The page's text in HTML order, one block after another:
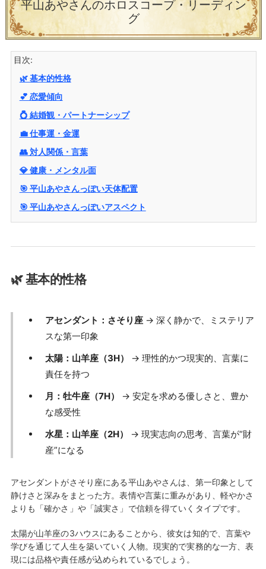
平山あやさんのホロスコープ・リーディン
グ
目次:
🌿 基本的性格
💕 恋愛傾向
💍 結婚観・パートナーシップ
💼 仕事運・金運
👥 対人関係・言葉
💎 健康・メンタル面
🎯 平山あやさんっぽい天体配置
🎯 平山あやさんっぽいアスペクト
🌿 基本的性格
アセンダント：さそり座→ 深く静かで、ミステリア
スな第一印象
太陽：山羊座（3H）
→ 理性的かつ現実的、言葉に
責任を持つ
月：牡牛座（7H）
→ 安定を求める優しさと、豊か
な感受性
水星：山羊座（2H）
→ 現実志向の思考、言葉が“財
産”になる
アセンダントがさそり座にある平山あやさんは、第一印象として
静けさと深みをまとった方。表情や言葉に重みがあり、軽やかさ
よりも「確かさ」や「誠実さ」で信頼を得ていくタイプです。
太陽が山羊座の3ハウスにあることから、彼女は知的で、言葉や
学びを通じて人生を築いていく人物。現実的で実務的な一方、表
現には品格や責任感が込められているでしょう。